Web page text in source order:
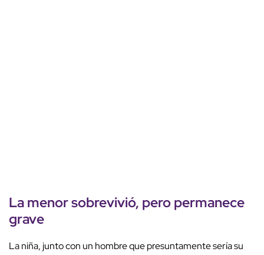
Lamenor sobrevivió, peropermanece
grave
La niña, junto con un hombre que presuntamente sería su